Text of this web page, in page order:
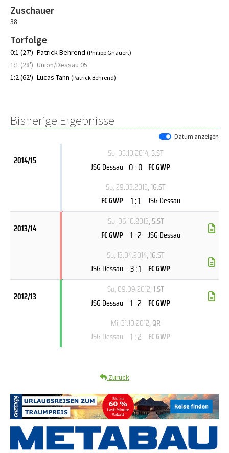
Zuschauer
38
Torfolge
0:1 (27') Patrick Behrend (Philipp Gnauert)
1:1 (28') Union/Dessau 05
1:2 (62') Lucas Tann (Patrick Behrend)
Bisherige Ergebnisse
Datum anzeigen
2014/15
So, 05.10.2014, 5.ST
JSG Dessau 0 : 0 FC GWP
So, 29.03.2015, 16.ST
FC GWP 1 : 1 JSG Dessau
2013/14
So, 06.10.2013, 5.ST
FC GWP 1 : 2 JSG Dessau
So, 13.04.2014, 16.ST
JSG Dessau 3 : 1 FC GWP
2012/13
So, 09.09.2012, 1.ST
JSG Dessau 1 : 2 FC GWP
Mi, 31.10.2012, QR
JSG Dessau 1 : 2 FC GWP
Zurück